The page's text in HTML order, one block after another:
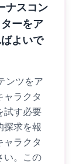
ナスコン
ーをア
よいで
ンツをア
ャラクタ
試す必要
探求を報
ラクタ
い。この